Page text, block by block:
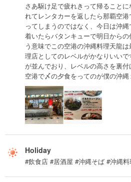
さあ駆け足で疲れきって帰ること
れてレンタカーを返したら那覇空
ってしまうのではなく、今日は沖
着いたらバタンキューで明日から
う意味でこの空港の沖縄料理天龍
理店としてのレベルがかなりいい
が並んでおり、レベルの高さを裏付
空港で〆の夕食をってのが僕の沖縄
Holiday
#飲食店 #居酒屋 #沖縄そば #沖縄料